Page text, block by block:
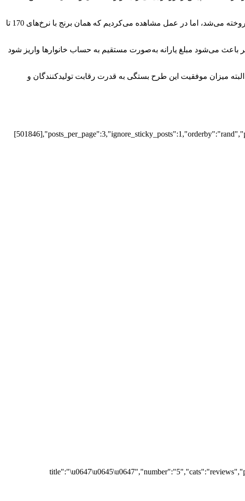
وی افزود: به عنوان نمونه، در گذشته برنج پاکستانی با ارز ترجیحی وارد می‌شد و باید با قیمت حدود 55 هزار تومان به مصرف‌کننده فروخته می‌شد، اما در عمل مشاهده می‌کردیم که همان برنج با نرخ‌های 170 تا
باعث می‌شود مبلغ یارانه به‌صورت مستقیم به حساب خانوارها واریز شود
میزان موفقیت این طرح بستگی به قدرت رقابت تولیدکنندگان و